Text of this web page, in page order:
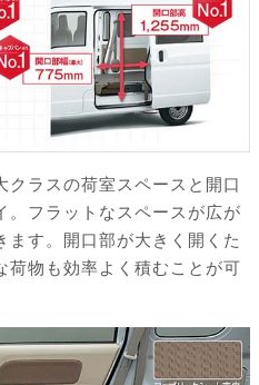
ラスの荷室スペースと開口
。フラットなスペースが広が
ます。開口部が大きく開くた
荷物も効率よく積むことが可